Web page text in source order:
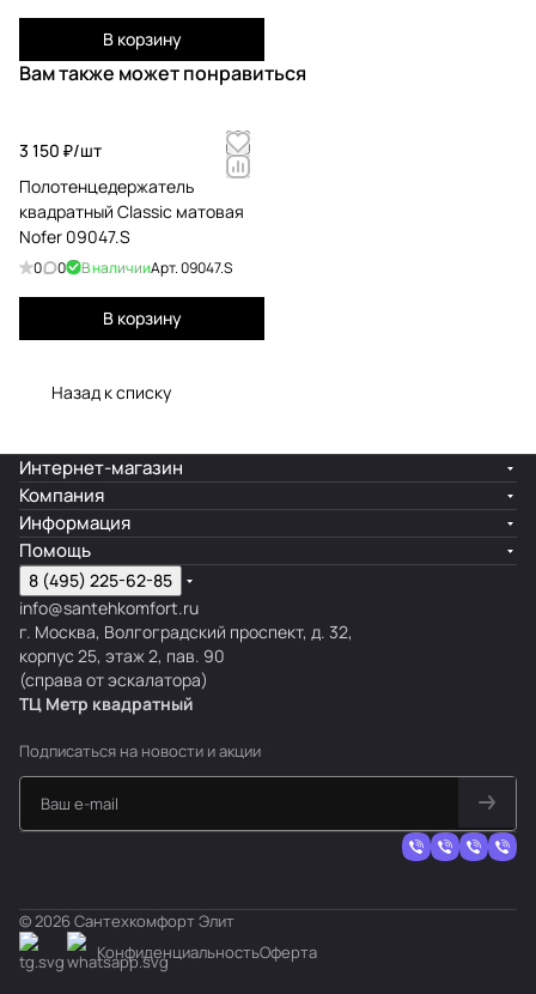
В корзину
Вам также может понравиться
3 150 ₽/шт
Полотенцедержатель
квадратный Classic матовая
Nofer 09047.S
0 0 В наличииАрт.09047.S
В корзину
Назад к списку
Интернет-магазин
Компания
Информация
Помощь
8 (495) 225-62-85
info@santehkomfort.ru
г. Москва, Волгоградский проспект, д. 32,
корпус 25, этаж 2, пав. 90
(справа от эскалатора)
ТЦ Метр квадратный
Подписаться на новости и акции
© 2026 Сантехкомфорт Элит
КонфиденциальностьОферта